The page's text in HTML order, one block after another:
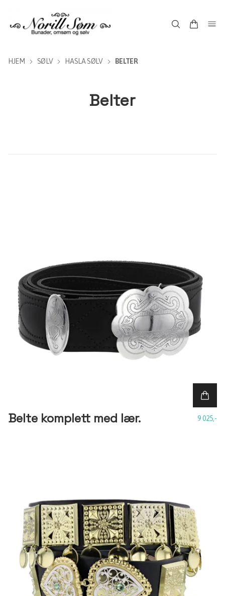
HJEM SØLV HASLA SØLV BELTER
Belter
Belte komplett med lær. 9 025,-